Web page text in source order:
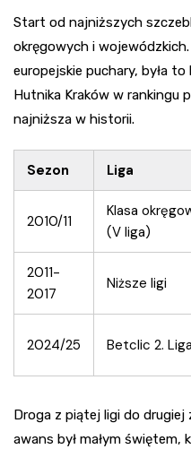
Start od najniższych
okręgowych i
europejskie puchary, była
Hutnika Kraków w rankingu
najniższa w historii.
Sezon Liga
2010/11
Klasa
(V liga)
2011-
2017
Niższe ligi
2024/25 Betclic 2. Liga
Droga z piątej ligi do drugiej
awans był małym świętem,